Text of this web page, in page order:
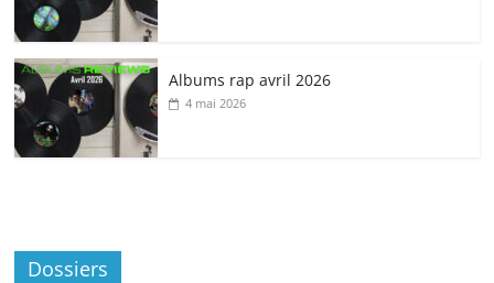
Albums rap avril 2026
4 mai 2026
Dossiers